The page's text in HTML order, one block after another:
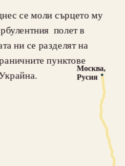
се моли сърцето му
полет в
ни се разделят на
пунктове
Москва,
Русия